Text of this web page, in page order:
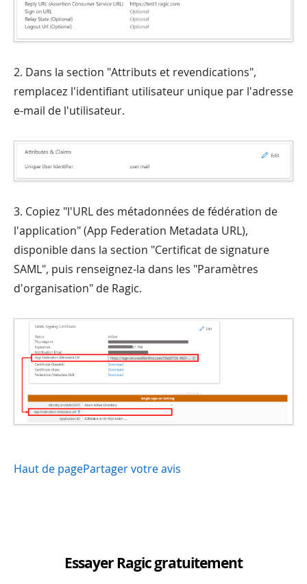
2. Dans la section "Attributs et revendications",
remplacez l'identifiant utilisateur unique par l'adresse
e-mail de l'utilisateur.
3. Copiez "l'URL des métadonnées de fédération de
l'application" (App Federation Metadata URL),
disponible dans la section "Certificat de signature
SAML", puis renseignez-la dans les "Paramètres
d'organisation" de Ragic.
Haut de pagePartager votre avis
Essayer Ragic gratuitement